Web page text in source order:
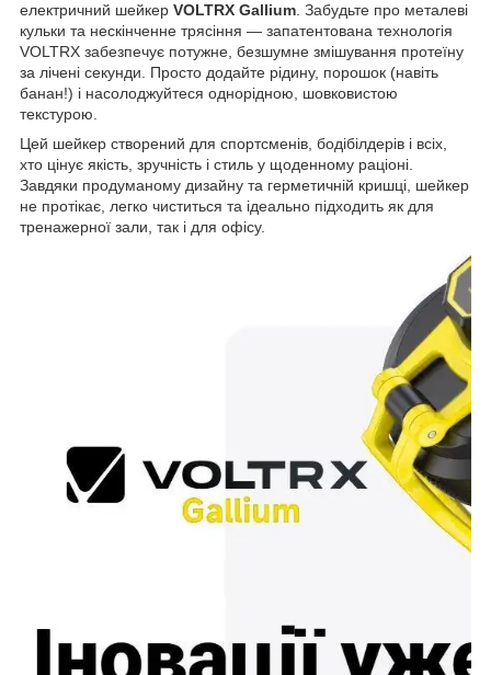
електричний шейкер VOLTRX Gallium. Забудьте про металеві
кульки та нескінченне трясіння — запатентована технологія
VOLTRX забезпечує потужне, безшумне змішування протеїну
за лічені секунди. Просто додайте рідину, порошок (навіть
банан!) і насолоджуйтеся однорідною, шовковистою
текстурою.
Цей шейкер створений для спортсменів, бодібілдерів і всіх,
хто цінує якість, зручність і стиль у щоденному раціоні.
Завдяки продуманому дизайну та герметичній кришці, шейкер
не протікає, легко чиститься та ідеально підходить як для
тренажерної зали, так і для офісу.